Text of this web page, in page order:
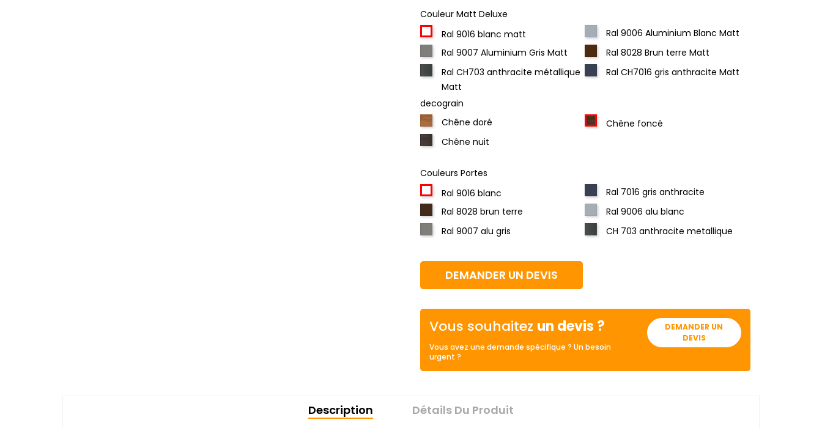
Couleur Matt Deluxe
Ral 9016 blanc matt
Ral 9006 Aluminium Blanc Matt
Ral 9007 Aluminium Gris Matt
Ral 8028 Brun terre Matt
Ral CH703 anthracite métallique
Matt
Ral CH7016 gris anthracite Matt
decograin
Chêne doré
Chêne foncé
Chêne nuit
Couleurs Portes
Ral 9016 blanc
Ral 7016 gris anthracite
Ral 8028 brun terre
Ral 9006 alu blanc
Ral 9007 alu gris
CH 703 anthracite metallique
DEMANDER UN DEVIS
Vous souhaitez un devis ?
Vous avez une demande spécifique ? Un besoin
urgent ?
DEMANDER UN
DEVIS
Description Détails Du Produit